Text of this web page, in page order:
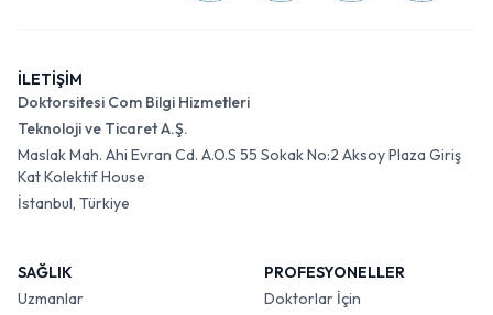
İLETİŞİM
Doktorsitesi Com Bilgi Hizmetleri
Teknoloji ve Ticaret A.Ş.
Maslak Mah. Ahi Evran Cd. A.O.S 55 Sokak No:2 Aksoy Plaza Giriş
Kat Kolektif House
İstanbul, Türkiye
SAĞLIK
Uzmanlar
PROFESYONELLER
Doktorlar İçin